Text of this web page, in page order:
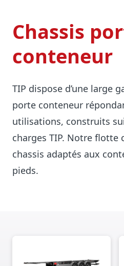
Chassis
conteneur
TIP dispose d’une large
porte conteneur
utilisations, construits
charges TIP. Notre flotte
chassis adaptés aux
pieds.